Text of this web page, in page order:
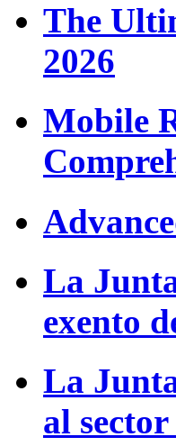
The
2026
Mobile
La
exento
La
al